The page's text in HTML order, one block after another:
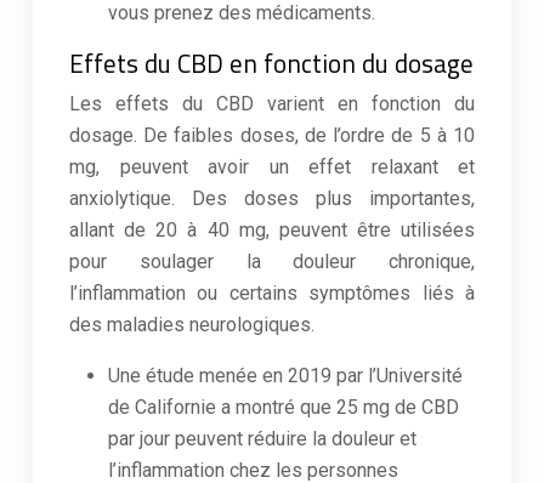
vous prenez des médicaments.
Effets du CBD en fonction du dosage
Les effets du CBD varient en fonction du
dosage. De faibles doses, de l’ordre de 5 à 10
mg, peuvent avoir un effet relaxant et
anxiolytique. Des doses plus importantes,
allant de 20 à 40 mg, peuvent être utilisées
pour soulager la douleur chronique,
l’inflammation ou certains symptômes liés à
des maladies neurologiques.
Une étude menée en 2019 par l’Université
de Californie a montré que 25 mg de CBD
par jour peuvent réduire la douleur et
l’inflammation chez les personnes